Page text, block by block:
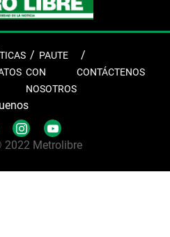
PAUTE
CON
NOSOTROS
CONTÁCTENOS
2022 Metrolibre